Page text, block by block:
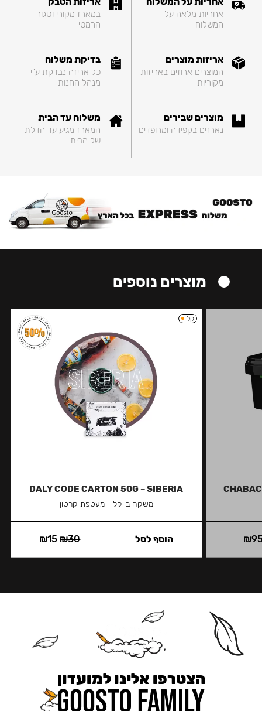
אחריות מלאה על
המשלוח
במארז מקורי וסגור
הרמטי
אריזות מוצרים
המוצרים ארוזים באריזות
מקוריות
בדיקת משלוח
כל אריזה נבדקת ע"י
מנהל החנות
מוצרים שבירים
נארזים בקפידה ומרופדים
משלוח עד הבית
המארז מגיע עד הדלת
של הבית
מוצרים נוספים
₪
קל
DALY CODE CARTON 50G – SIBERIA
משקה בייקל - מעטפת קרטון
₪30
₪15 הוסף לסל
הצטרפו אלינו למועדון